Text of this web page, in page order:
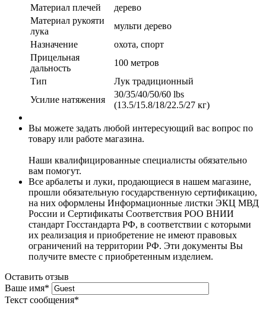
Материал плечей
дерево
Материал рукояти
лука
мульти дерево
Назначение
охота, спорт
Прицельная
дальность
100 метров
Тип
Лук традиционный
Усилие натяжения
30/35/40/50/60 lbs
(13.5/15.8/18/22.5/27 кг)
Вы можете задать любой интересующий вас вопрос по
товару или работе магазина.
Наши квалифицированные специалисты обязательно
вам помогут.
Все арбалеты и луки, продающиеся в нашем магазине,
прошли обязательную государственную сертификацию,
на них оформлены Информационные листки ЭКЦ МВД
России и Сертификаты Соответствия РОО ВНИИ
стандарт Госстандарта РФ, в соответствии с которыми
их реализация и приобретение не имеют правовых
ограничений на территории РФ. Эти документы Вы
получите вместе с приобретенным изделием.
Оставить отзыв
Ваше имя*
Текст сообщения*